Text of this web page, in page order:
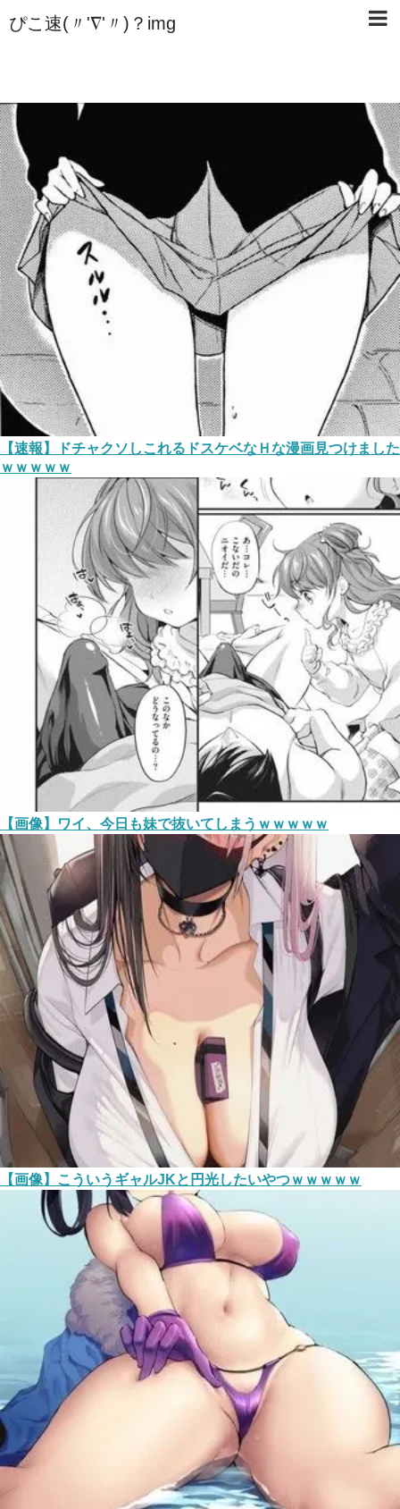
ぴこ速(〃'∇'〃)？img
【速報】ドチャクソしこれるドスケベなＨな漫画見つけました
ｗｗｗｗｗ
【画像】ワイ、今日も妹で抜いてしまうｗｗｗｗｗ
【画像】こういうギャルJKと円光したいやつｗｗｗｗｗ